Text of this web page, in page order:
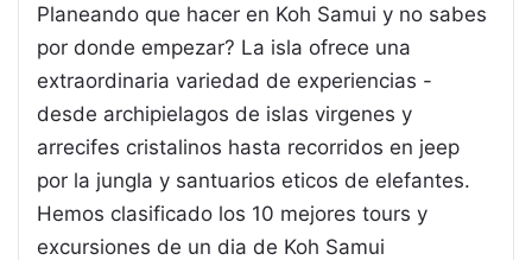
Planeando que hacer en Koh Samui y no sabes
por donde empezar? La isla ofrece una
extraordinaria variedad de experiencias -
desde archipielagos de islas virgenes y
arrecifes cristalinos hasta recorridos en jeep
por la jungla y santuarios eticos de elefantes.
Hemos clasificado los 10 mejores tours y
excursiones de un dia de Koh Samui